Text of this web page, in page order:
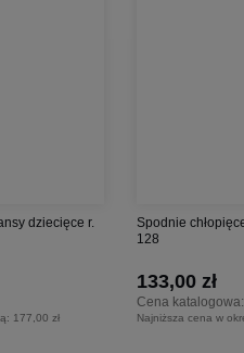
dziecięce r.
177,00 zł
Spodnie
128
Cena katalogowa:
133,00 zł
Najniższa cena w